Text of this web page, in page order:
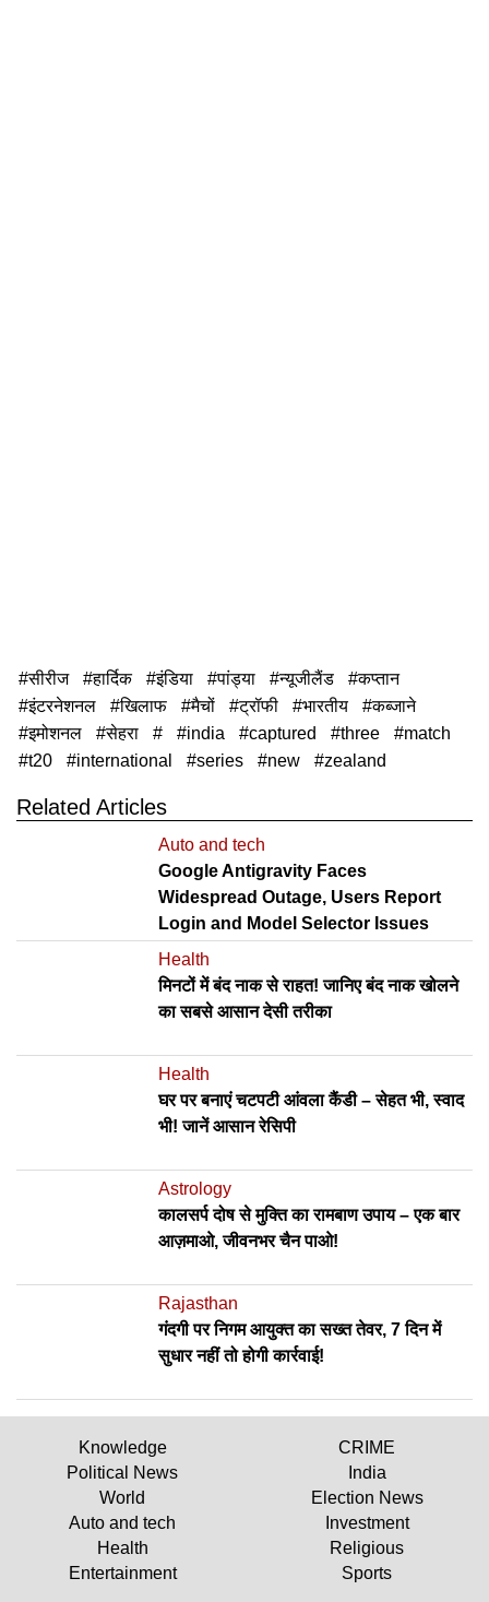
सीरीज हार्दिक इंडिया पांड्या न्यूजीलैंड
कप्तान
इंटरनेशनल
खिलाफ मैचों ट्रॉफी भारतीय
कब्जाने
इमोशनल
सेहरा india captured three
match
t20
international series new zealand
Related Articles
Auto and tech
Google Antigravity Faces
Widespread Outage, Users Report
Login and Model Selector Issues
Health
मिनटों में बंद नाक से राहत! जानिए बंद नाक खोलने
का सबसे आसान देसी तरीका
Health
घर पर बनाएं चटपटी आंवला कैंडी – सेहत भी, स्वाद
भी! जानें आसान रेसिपी
Astrology
कालसर्प दोष से मुक्ति का रामबाण उपाय – एक बार
आज़माओ, जीवनभर चैन पाओ!
Rajasthan
गंदगी पर निगम आयुक्त का सख्त तेवर, 7 दिन में
सुधार नहीं तो होगी कार्रवाई!
Knowledge
CRIME
Political News
India
World
Election News
Auto and tech
Investment
Health
Religious
Entertainment
Sports